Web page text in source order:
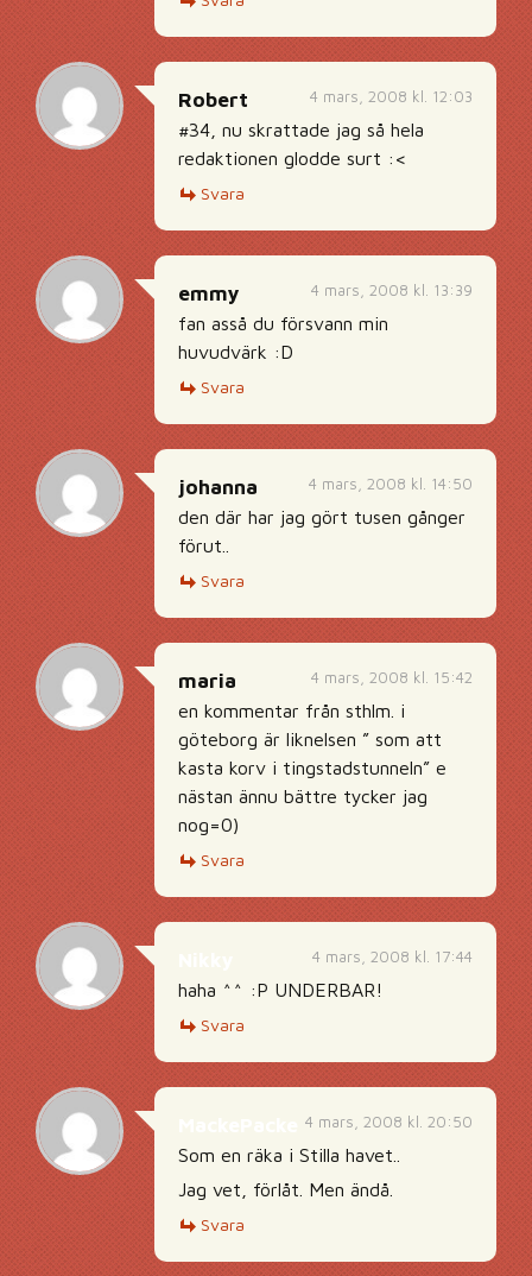
4 mars, 2008 kl. 12:03
Robert
#34, nu skrattade jag så hela
redaktionen glodde surt :<
Svara
4 mars, 2008 kl. 13:39
emmy
fan asså du försvann min
huvudvärk :D
Svara
4 mars, 2008 kl. 14:50
johanna
den där har jag gört tusen gånger
förut..
Svara
4 mars, 2008 kl. 15:42
maria
en kommentar från sthlm. i
göteborg är liknelsen ” som att
kasta korv i tingstadstunneln” e
nästan ännu bättre tycker jag
nog=0)
Svara
4 mars, 2008 kl. 17:44
haha ^^ :P UNDERBAR!
Svara
4 mars, 2008 kl. 20:50
Som en räka i Stilla havet..
Jag vet, förlåt. Men ändå.
Svara